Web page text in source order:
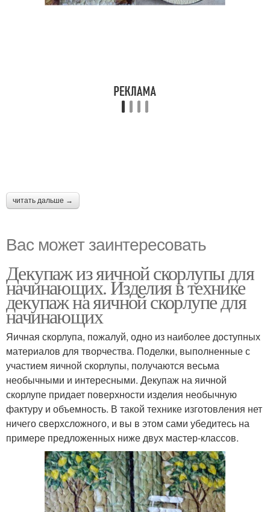
читать дальше →
Вас может заинтересовать
Декупаж из яичной скорлупы для
начинающих. Изделия в технике
декупаж на яичной скорлупе для
начинающих
Яичная скорлупа, пожалуй, одно из наиболее доступных
материалов для творчества. Поделки, выполненные с
участием яичной скорлупы, получаются весьма
необычными и интересными. Декупаж на яичной
скорлупе придает поверхности изделия необычную
фактуру и объемность. В такой технике изготовления нет
ничего сверхсложного, и вы в этом сами убедитесь на
примере предложенных ниже двух мастер-классов.